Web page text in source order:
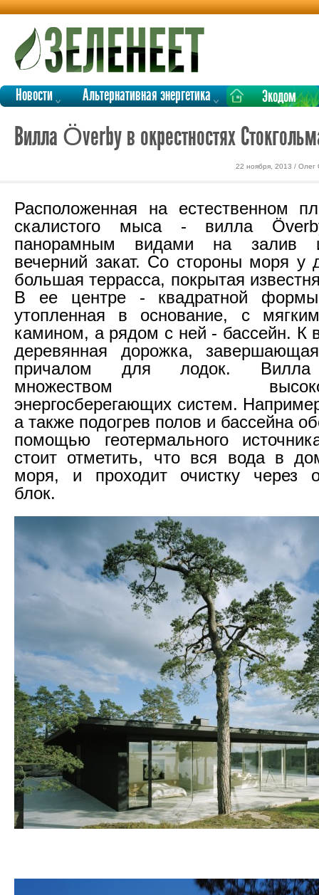
Новости Альтернативная энергетика Экодом
Вилла Överby в окрестностях
22 ноября, 2013 / Олег
Расположенная на естественном
скалистого мыса - вилла
панорамным видами на залив
вечерний закат. Со стороны моря у
большая террасса, покрытая
В ее центре - квадратной
утопленная в основание, с
камином, а рядом с ней - бассейн. К
деревянная дорожка,
причалом для лодок. Вилла
множеством
энергосберегающих систем.
а также подогрев полов и бассейна
помощью геотермального
стоит отметить, что вся вода в
моря, и проходит очистку через
блок.